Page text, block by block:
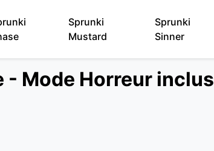
Sprunki
Mustard
Sprunki
Sinner
- Mode Horreur inclus